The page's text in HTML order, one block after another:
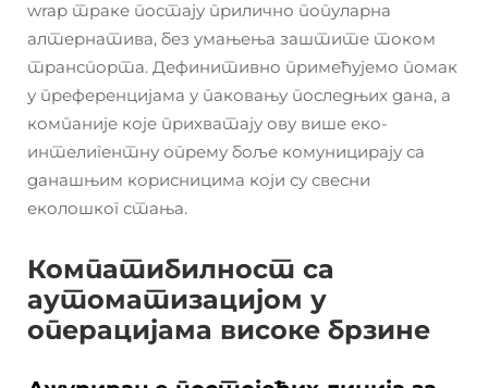
wrap траке постају прилично популарна
алтернатива, без умањења заштите током
транспорта. Дефинитивно примећујемо помак
у преференцијама у паковању последњих дана, а
компаније које прихватају ову више еко-
интелигентну опрему боље комуницирају са
данашњим корисницима који су свесни
еколошког стања.
Компатибилност са
аутоматизацијом у
операцијама високе брзине